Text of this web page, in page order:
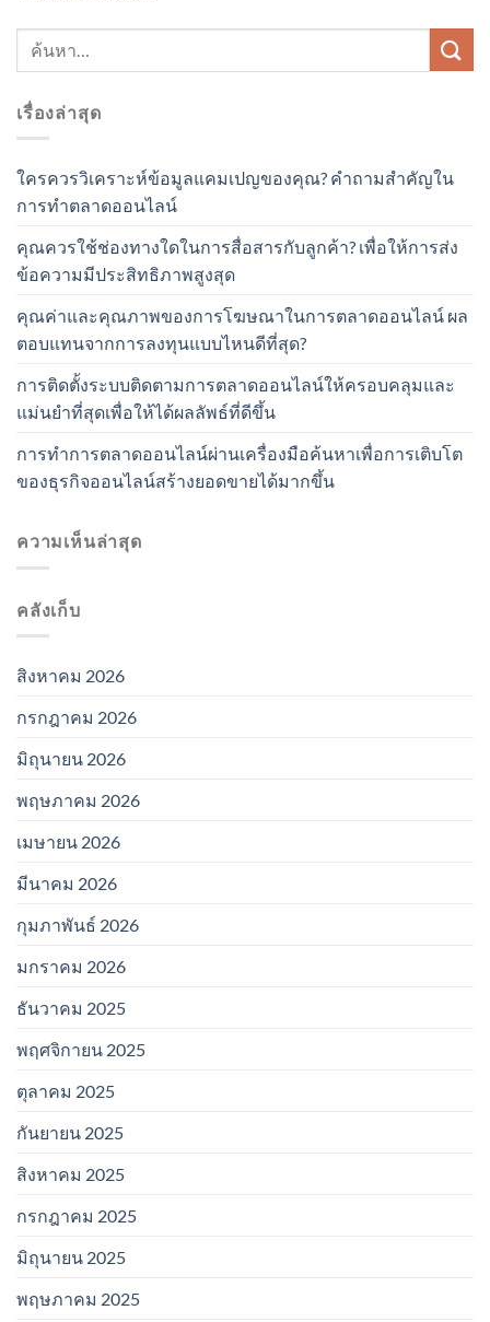
เรื่องล่าสุด
ใครควรวิเคราะห์ข้อมูลแคมเปญของคุณ? คำถามสำคัญใน
การทำตลาดออนไลน์
คุณควรใช้ช่องทางใดในการสื่อสารกับลูกค้า? เพื่อให้การส่ง
ข้อความมีประสิทธิภาพสูงสุด
คุณค่าและคุณภาพของการโฆษณาในการตลาดออนไลน์ ผล
ตอบแทนจากการลงทุนแบบไหนดีที่สุด?
การติดตั้งระบบติดตามการตลาดออนไลน์ให้ครอบคลุมและ
แม่นยำที่สุดเพื่อให้ได้ผลลัพธ์ที่ดีขึ้น
การทำการตลาดออนไลน์ผ่านเครื่องมือค้นหาเพื่อการเติบโต
ของธุรกิจออนไลน์สร้างยอดขายได้มากขึ้น
ความเห็นล่าสุด
คลังเก็บ
สิงหาคม 2026
กรกฎาคม 2026
มิถุนายน 2026
พฤษภาคม 2026
เมษายน 2026
มีนาคม 2026
กุมภาพันธ์ 2026
มกราคม 2026
ธันวาคม 2025
พฤศจิกายน 2025
ตุลาคม 2025
กันยายน 2025
สิงหาคม 2025
กรกฎาคม 2025
มิถุนายน 2025
พฤษภาคม 2025